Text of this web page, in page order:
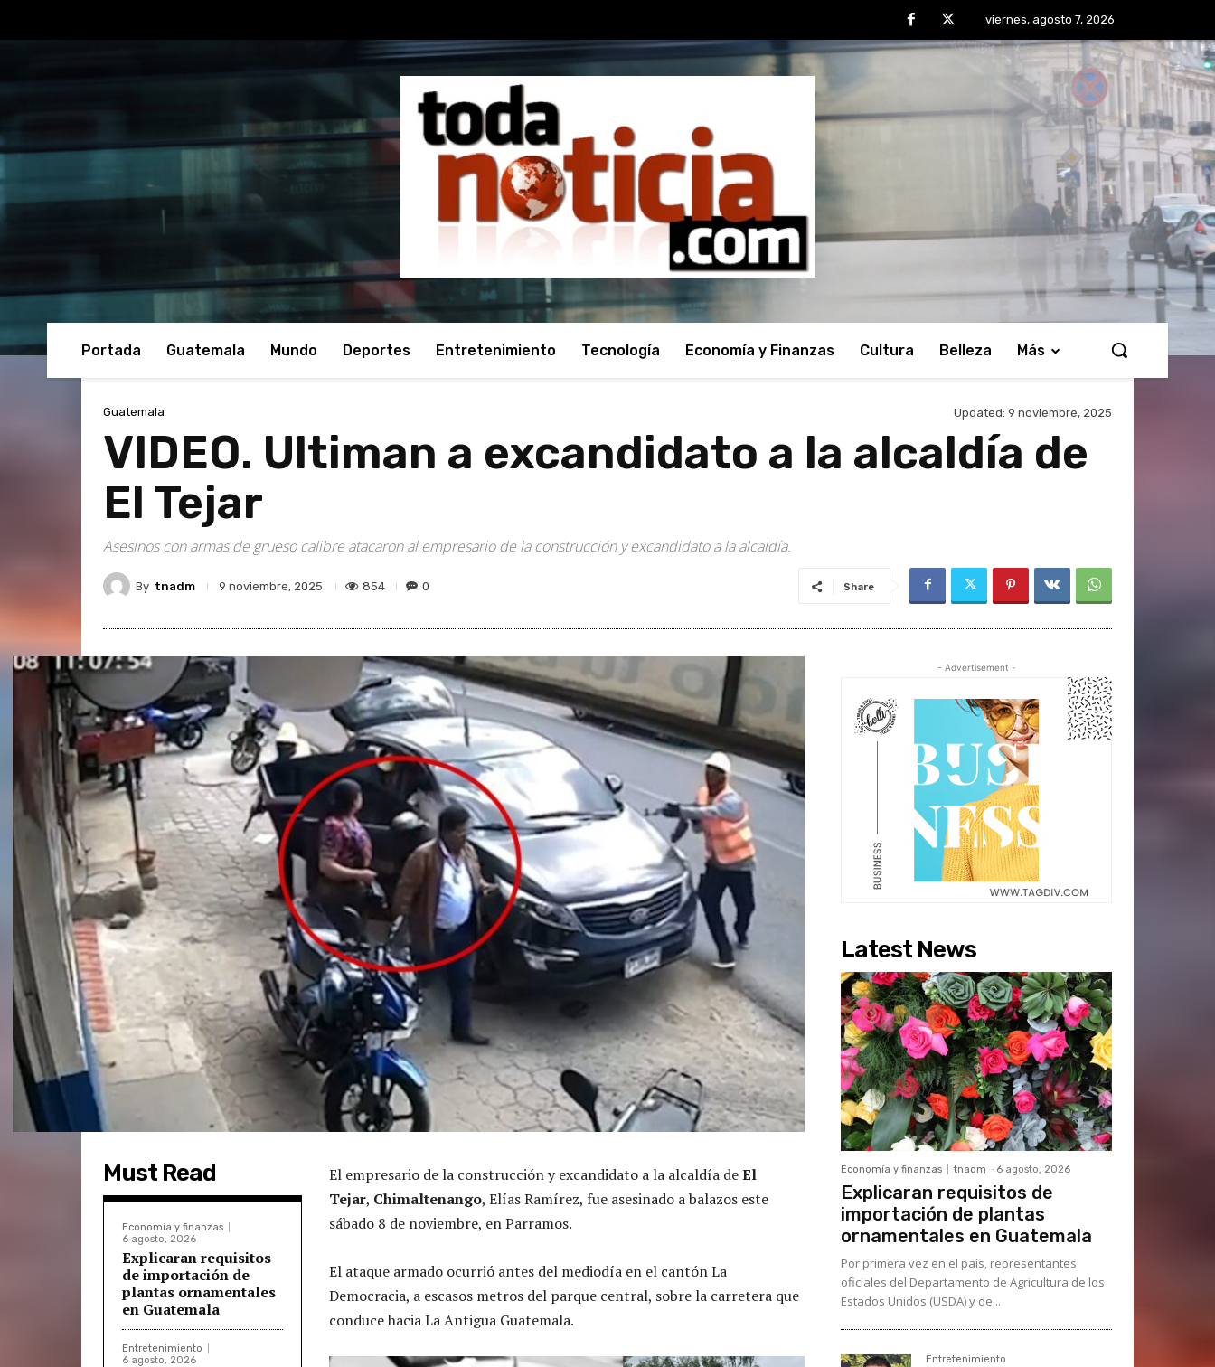
viernes, agosto 7, 2026
Portada Guatemala Mundo Deportes Entretenimiento Tecnología Economía y Finanzas Cultura Belleza Más
Guatemala Updated: 9 noviembre, 2025
VIDEO. Ultiman a excandidato a la alcaldía de
El Tejar
Asesinos con armas de grueso calibre atacaron al empresario de la construcción y excandidato a la alcaldía.
By tnadm 9 noviembre, 2025 854 0 Share
Must Read
Economía y finanzas
6 agosto, 2026
Explicaran requisitos
de importación de
plantas ornamentales
en Guatemala
Entretenimiento
6 agosto, 2026
El empresario de la construcción y excandidato a la alcaldía deEl
Tejar, Chimaltenango, Elías Ramírez, fue asesinado a balazos este
sábado 8 de noviembre, en Parramos.
El ataque armado ocurrió antes del mediodía en el cantón La
Democracia, a escasos metros del parque central, sobre la carretera que
conduce hacia La Antigua Guatemala.
- Advertisement -
Latest News
Economía y finanzas tnadm - 6 agosto, 2026
Explicaran requisitos de
importación de plantas
ornamentales en Guatemala
Por primera vez en el país, representantes
oficiales del Departamento de Agricultura de los
Estados Unidos (USDA) y de...
Entretenimiento